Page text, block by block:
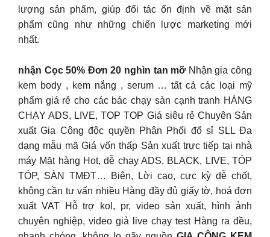
lượng sản phẩm, giúp đối tác ổn định về mặt sản
phẩm cũng như những chiến lược marketing mới
nhất.
nhận Cọc 50% Đơn 20 nghìn tan mỡNhận gia công
kem body , kem nắng , serum … tất cả các loại mỹ
phẩm giá rẻ cho các bác chạy sàn cạnh tranh HÀNG
CHẠY ADS, LIVE, TOP TOP Giá siêu rẻ Chuyên Sản
xuất Gia Công độc quyền Phân Phối đổ sỉ SLL Đa
dạng mẫu mã Giá vốn thấp Sản xuất trực tiếp tại nhà
máy Mặt hàng Hot, dễ chạy ADS, BLACK, LIVE, TÓP
TÓP, SÀN TMĐT… Biên, Lời cao, cực kỳ dễ chốt,
không cần tư vấn nhiều Hàng đầy đủ giấy tờ, hoá đơn
xuất VAT Hỗ trợ kol, pr, video sản xuất, hình ảnh
chuyên nghiệp, video giả live chạy test Hàng ra đều,